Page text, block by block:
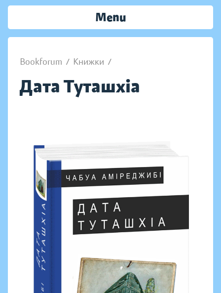
Menu
Bookforum / Книжки /
Дата Туташхіа